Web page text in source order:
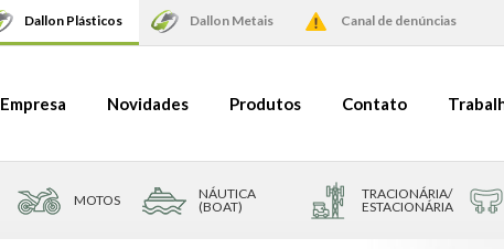
Dallon Plásticos Dallon Metais Canal de denúncias
Empresa Novidades Produtos Contato
MOTOS
NÁUTICA
(BOAT)
TRACIONÁRIA/
ESTACIONÁRIA